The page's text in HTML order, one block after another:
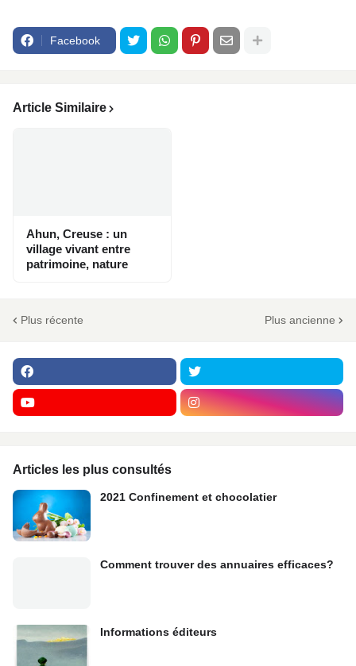
Facebook
Article Similaire
Ahun, Creuse : un
village vivant entre
patrimoine, nature
Plus récente Plus ancienne
Articles les plus consultés
2021 Confinement et chocolatier
Comment trouver des annuaires efficaces?
Informations éditeurs